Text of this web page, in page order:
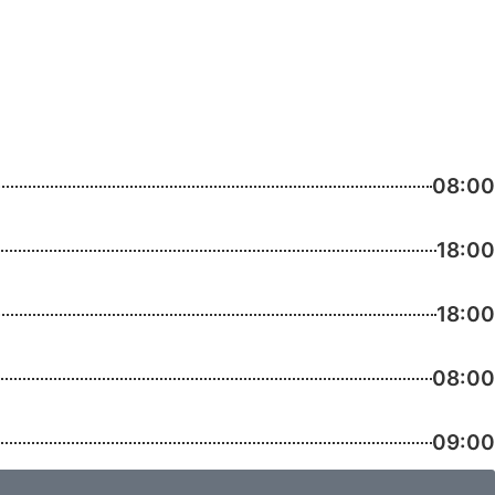
08:00
18:00
18:00
08:00
09:00